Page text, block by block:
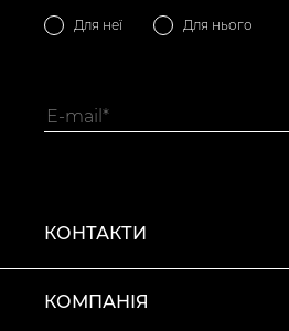
Для неї Для нього
КОНТАКТИ
КОМПАНІЯ